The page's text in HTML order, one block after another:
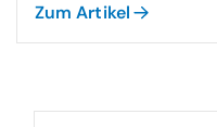
Zum Artikel